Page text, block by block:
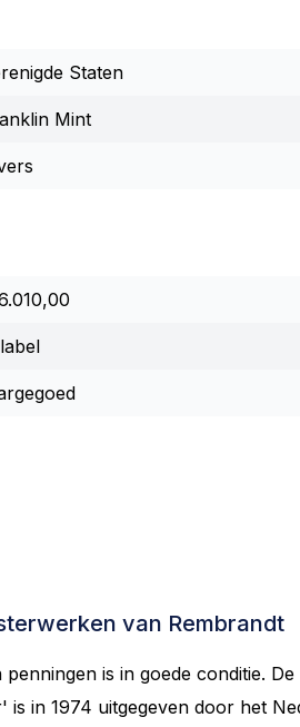
Staten
Mint
van Rembrandt
is in goede conditie.
in 1974 uitgegeven door het